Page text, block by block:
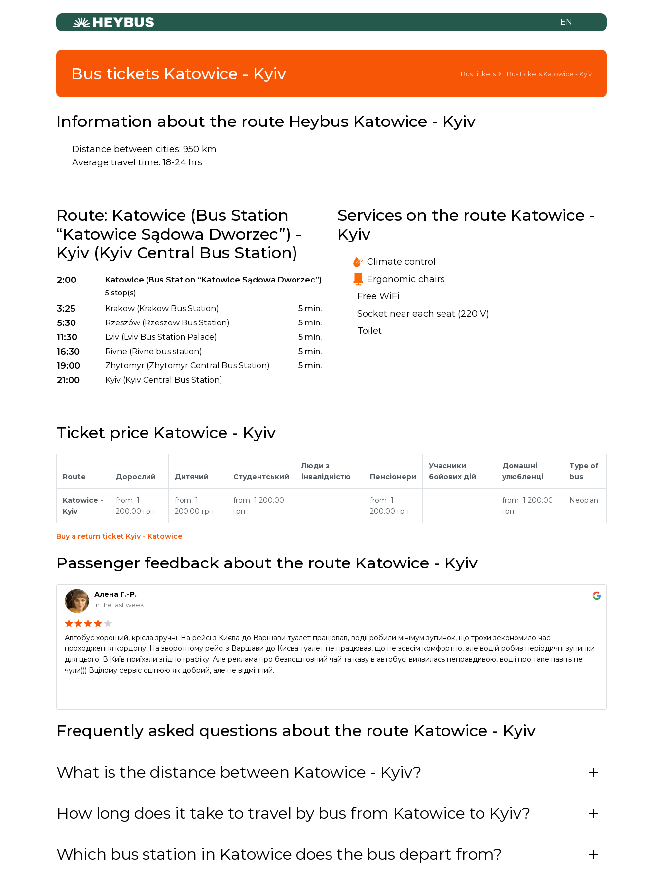
EN
Bus tickets Katowice - Kyiv Bus tickets Bus tickets Katowice - Kyiv
Information about the route Heybus Katowice - Kyiv
Distance between cities: 950 km
Average travel time: 18-24 hrs
Route: Katowice (Bus Station
“Katowice Sądowa Dworzec”) -
Kyiv (Kyiv Central Bus Station)
2:00 Katowice (Bus Station “Katowice Sądowa Dworzec”)
5 stop(s)
3:25 Krakow (Krakow Bus Station) 5 min.
5:30 Rzeszów (Rzeszow Bus Station) 5 min.
11:30 Lviv (Lviv Bus Station Palace) 5 min.
16:30 Rivne (Rivne bus station) 5 min.
19:00 Zhytomyr (Zhytomyr Central Bus Station) 5 min.
21:00 Kyiv (Kyiv Central Bus Station)
Services on the route Katowice -
Kyiv
Climate control
Ergonomic chairs
Free WiFi
Socket near each seat (220 V)
Toilet
Ticket price Katowice - Kyiv
Route Дорослий Дитячий Студентський
Люди з
інвалідністю
Пенсіонери
Учасники
бойових дій
Домашні
улюбленці
Type of
bus
Katowice -
Kyiv
from 1
200.00 грн
from 1
200.00 грн
from 1 200.00
грн
from 1
200.00 грн
from 1 200.00
грн
Neoplan
Buy a return ticket Kyiv - Katowice
Passenger feedback about the route Katowice - Kyiv
Алена Г.-Р.
in the last week
Автобус хороший, крісла зручні. На рейсі з Києва до Варшави туалет працював, водії робили мінімум зупинок, що трохи зекономило час
проходження кордону. На зворотному рейсі з Варшави до Києва туалет не працював, що не зовсім комфортно, але водій робив періодичні зупинки
для цього. В Київ приїхали згідно графіку. Але реклама про безкоштовний чай та каву в автобусі виявилась неправдивою, водії про таке навіть не
чули))) Вцілому сервіс оцінюю як добрий, але не відмінний.
Frequently asked questions about the route Katowice - Kyiv
What is the distance between Katowice - Kyiv?
How long does it take to travel by bus from Katowice to Kyiv?
Which bus station in Katowice does the bus depart from?